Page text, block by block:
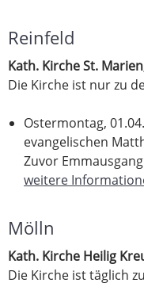
Reinfeld
Kath. Kirche St.
Die Kirche ist nur zu
Ostermontag,
evangelischen
Zuvor
weitere
Mölln
Kath. Kirche Heilig
Die Kirche ist täglich